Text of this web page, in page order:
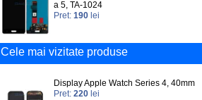
a 5, TA-1024
Pret: 190 lei
Cele mai vizitate produse
Display Apple Watch Series 4, 40mm
Pret: 220 lei